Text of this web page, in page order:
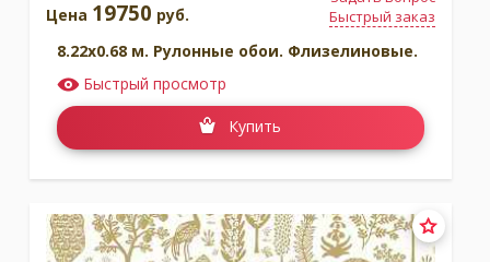
Быстрый заказ
Цена 19750 руб.
8.22x0.68 м. Рулонные обои. Флизелиновые.
Быстрый просмотр
Купить